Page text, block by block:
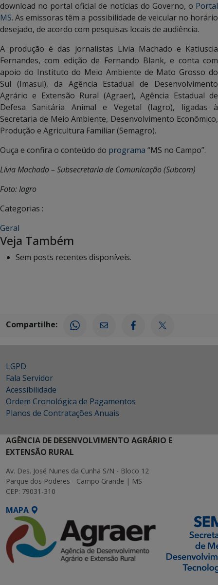
download no portal oficial de notícias do Governo, o Portal
MS. As emissoras têm a possibilidade de veicular no horário
desejado, de acordo com pesquisas locais de audiência.
A produção é das jornalistas Lívia Machado e Katiuscia
Fernandes, com edição de Fernando Blank, e conta com
apoio do Instituto do Meio Ambiente de Mato Grosso do
Sul (Imasul), da Agência Estadual de Desenvolvimento
Agrário e Extensão Rural (Agraer), Agência Estadual de
Defesa Sanitária Animal e Vegetal (Iagro), ligadas à
Secretaria de Meio Ambiente, Desenvolvimento Econômico,
Produção e Agricultura Familiar (Semagro).
Ouça e confira o conteúdo do programa “MS no Campo”.
Lívia Machado – Subsecretaria de Comunicação (Subcom)
Foto: Iagro
Categorias :
Geral
Veja Também
Sem posts recentes disponíveis.
Compartilhe:
LGPD
Fala Servidor
Acessibilidade
Ordem Cronológica de Pagamentos
Planos de Contratações Anuais
AGÊNCIA DE DESENVOLVIMENTO AGRÁRIO E
EXTENSÃO RURAL
Av. Des. José Nunes da Cunha S/N - Bloco 12
Parque dos Poderes - Campo Grande | MS
CEP: 79031-310
MAPA